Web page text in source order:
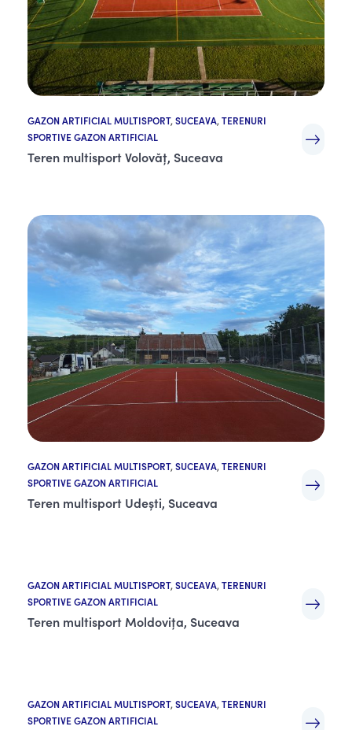
GAZON ARTIFICIAL MULTISPORT,SUCEAVA,TERENURI
SPORTIVE GAZON ARTIFICIAL
Teren multisport Volovăț, Suceava
GAZON ARTIFICIAL MULTISPORT,SUCEAVA,TERENURI
SPORTIVE GAZON ARTIFICIAL
Teren multisport Udești, Suceava
GAZON ARTIFICIAL MULTISPORT,SUCEAVA,TERENURI
SPORTIVE GAZON ARTIFICIAL
Teren multisport Moldovița, Suceava
GAZON ARTIFICIAL MULTISPORT,SUCEAVA,TERENURI
SPORTIVE GAZON ARTIFICIAL